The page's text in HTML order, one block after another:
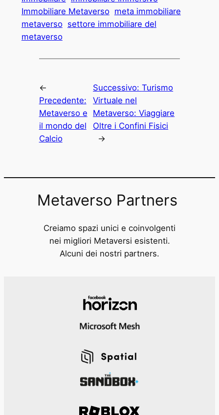
Immobiliare Metaverso meta immobiliare
metaverso settore immobiliare del
metaverso
←
Precedente:
Metaverso e
il mondo del
Calcio
Successivo:Turismo
Virtuale nel
Metaverso: Viaggiare
Oltre i Confini Fisici
→
Metaverso Partners
Creiamo spazi unici e coinvolgenti
nei migliori Metaversi esistenti.
Alcuni dei nostri partners.